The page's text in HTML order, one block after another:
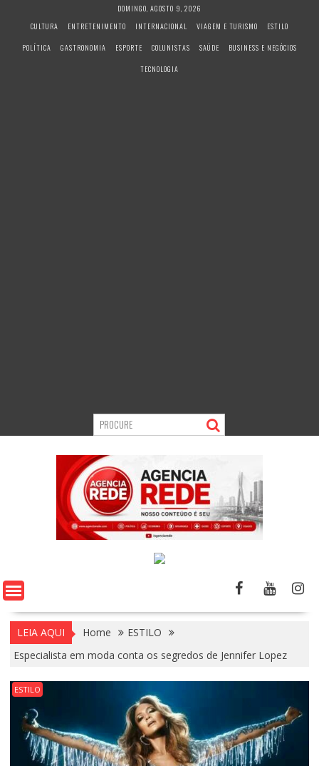
DOMINGO, AGOSTO 9, 2026
CULTURA
ENTRETENIMENTO INTERNACIONAL VIAGEM E TURISMO
ESTILO
POLÍTICA
GASTRONOMIA ESPORTE COLUNISTAS SAÚDE
BUSINESS E NEGÓCIOS
TECNOLOGIA
LEIA AQUI Home
ESTILO
Especialista em moda conta os segredos de Jennifer Lopez
ESTILO